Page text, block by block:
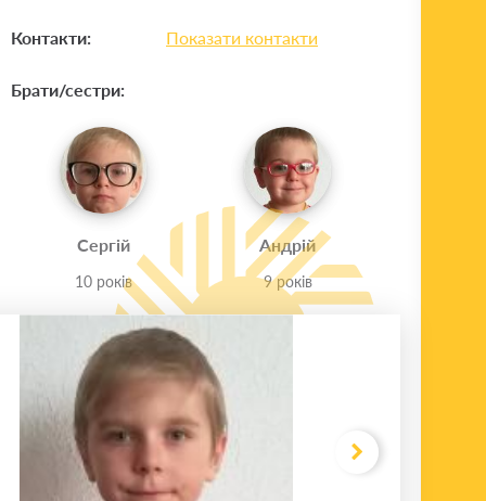
Контакти: Показати контакти
Брати/сестри:
Сергій
10 років
Андрій
9 років